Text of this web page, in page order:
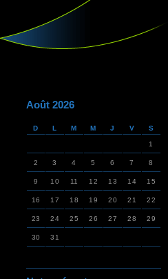
Août 2026
D L M M J V S
1
2 3 4 5 6 7 8
9 10 11 12 13 14 15
16 17 18 19 20 21 22
23 24 25 26 27 28 29
30 31